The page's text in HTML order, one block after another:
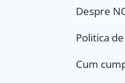
Despre
Politica
Cum